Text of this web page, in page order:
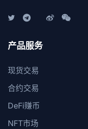
产品服务
现货交易
合约交易
DeFi赚币
NFT市场